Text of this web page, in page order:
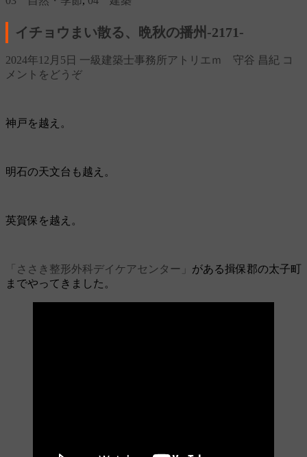
イチョウまい散る、晩秋の播州‐2171‐
2024年12月5日 一級建築士事務所アトリエｍ 守谷 昌紀 コ
メントをどうぞ
神戸を越え。
明石の天文台も越え。
英賀保を越え。
「ささき整形外科デイケアセンター」 がある揖保郡の太子町
までやってきました。